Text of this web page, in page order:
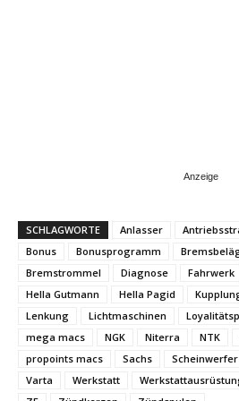
SCHLAGWORTE Anlasser
Bonus
Bonusprogramm
Bremstrommel
Diagnose Fahrwerk
Hella Gutmann
Hella Pagid
Lenkung
Lichtmaschinen
mega macs
NGK Niterra NTK
propoints macs
Sachs Scheinwerfer
Varta
Werkstatt